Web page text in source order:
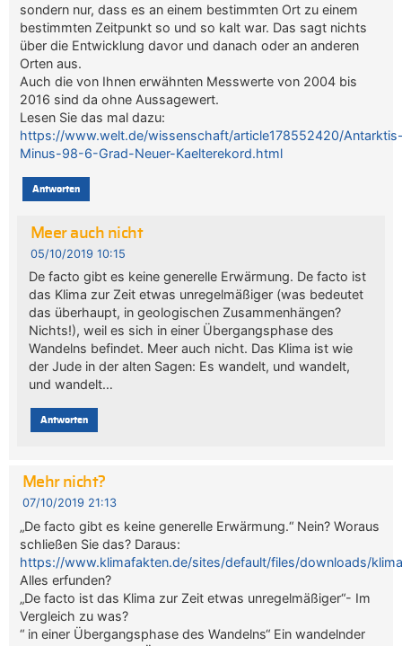
sondern nur, dass es an einem bestimmten Ort zu einem
bestimmten Zeitpunkt so und so kalt war. Das sagt nichts
über die Entwicklung davor und danach oder an anderen
Orten aus.
Auch die von Ihnen erwähnten Messwerte von 2004 bis
2016 sind da ohne Aussagewert.
Lesen Sie das mal dazu:
https://www.welt.de/wissenschaft/article178552420/
Minus-98-6-Grad-Neuer-Kaelterekord.html
Antworten
Meer auch nicht
05/10/2019 10:15
De facto gibt es keine generelle Erwärmung. De facto ist
das Klima zur Zeit etwas unregelmäßiger (was bedeutet
das überhaupt, in geologischen Zusammenhängen?
Nichts!), weil es sich in einer Übergangsphase des
Wandelns befindet. Meer auch nicht. Das Klima ist wie
der Jude in der alten Sagen: Es wandelt, und wandelt,
und wandelt…
Antworten
Mehr nicht?
07/10/2019 21:13
„De facto gibt es keine generelle Erwärmung.“ Nein? Woraus
schließen Sie das? Daraus:
https://www.klimafakten.de/sites/default/files/downloads/
Alles erfunden?
„De facto ist das Klima zur Zeit etwas unregelmäßiger“- Im
Vergleich zu was?
“ in einer Übergangsphase des Wandelns“ Ein wandelnder